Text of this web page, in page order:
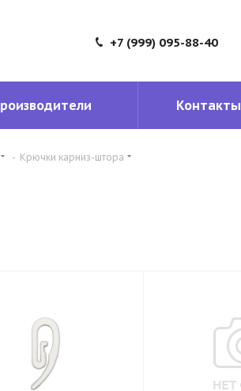
+7 (999) 095-88-40
Контакты
- Крючки карниз-штора